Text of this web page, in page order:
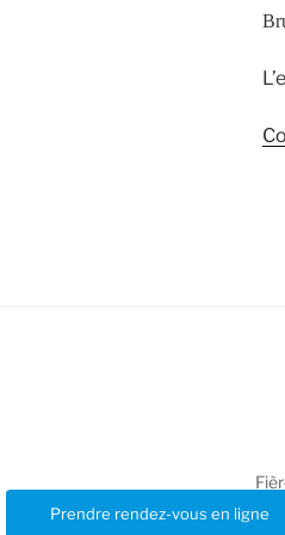
Prendre rendez-vous en ligne